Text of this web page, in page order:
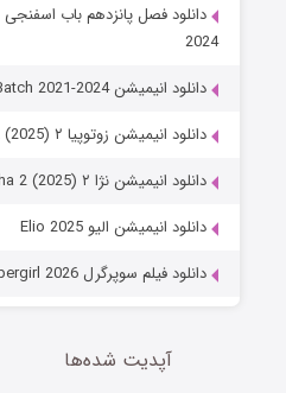
2024
دانلود انیمیشن Star Wars: The Bad Batch 2021-2024
دانلود انیمیشن زوتوپیا ۲ Zootopia 2 (2025)
دانلود انیمیشن نژا ۲ Ne Zha 2 (2025)
دانلود انیمیشن الیو Elio 2025
دانلود فیلم سوپرگرل Supergirl 2026
آپدیت شده‌ها